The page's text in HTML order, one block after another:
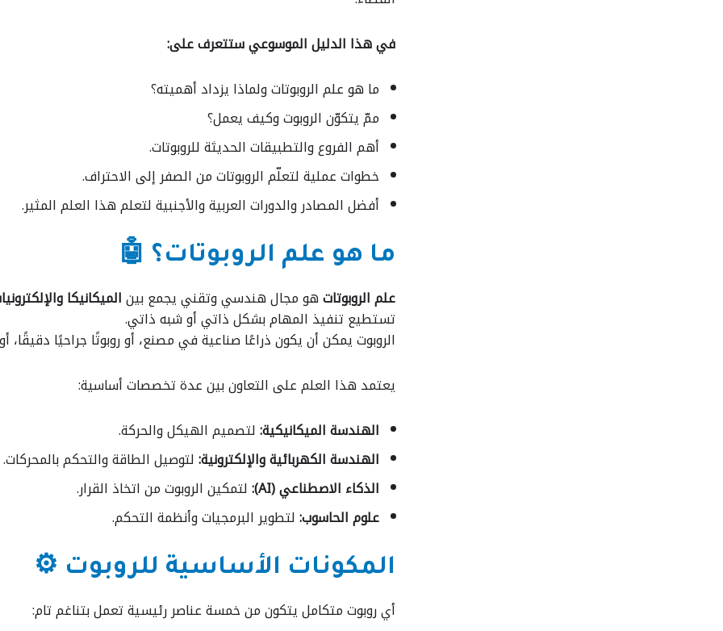
في هذا الدليل الموسوعي ستتعرف على:
ما هو علم الروبوتات ولماذا يزداد أهميته؟
ممّ يتكوّن الروبوت وكيف يعمل؟
أهم الفروع والتطبيقات الحديثة للروبوتات.
خطوات عملية لتعلّم الروبوتات من الصفر إلى الاحتراف.
أفضل المصادر والدورات العربية والأجنبية لتعلم هذا العلم المثير.
ما هو علم الروبوتات؟ 🤖
علم الروبوتاتهو مجال هندسي وتقني يجمع بينالميكانيكا
تستطيع تنفيذ المهام بشكل ذاتي أو شبه ذاتي.
الروبوت يمكن أن يكون ذراعًا صناعية في مصنع، أو روبوتًا جراحيًا
يعتمد هذا العلم على التعاون بين عدة تخصصات أساسية:
الهندسة الميكانيكية:لتصميم الهيكل والحركة.
الهندسة الكهربائية والإلكترونية:لتوصيل الطاقة والتحكم بالمحركات.
الذكاء الاصطناعي (AI):
لتمكين الروبوت من اتخاذ القرار.
علوم الحاسوب:لتطوير البرمجيات وأنظمة التحكم.
المكونات الأساسية للروبوت ⚙️
أي روبوت متكامل يتكون من خمسة عناصر رئيسية تعمل بتناغم تام: